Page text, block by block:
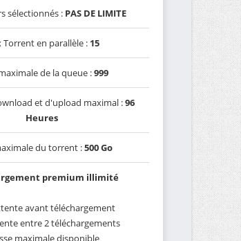
sélectionnés : PAS DE LIMITE
Torrent en parallèle : 15
de la queue :999
et d'upload maximal :96
Heures
du torrent :500 Go
premium illimité
avant téléchargement
entre 2 téléchargements
maximale disponible